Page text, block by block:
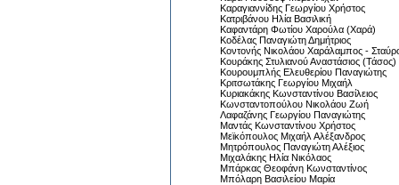
Καραγιαννίδης Γεωργίου Χρήστος
Κατριβάνου Ηλία Βασιλική
Καφαντάρη Φωτίου Χαρούλα (Χαρά)
Κοδέλας Παναγιώτη Δημήτριος
Κοντονής Νικολάου Χαράλαμπος -
Κουράκης Στυλιανού Αναστάσιος (Τάσος)
Κουρουμπλής Ελευθερίου Παναγιώτης
Κριτσωτάκης Γεωργίου Μιχαήλ
Κυριακάκης Κωνσταντίνου Βασίλειος
Κωνσταντοπούλου Νικολάου Ζωή
Λαφαζάνης Γεωργίου Παναγιώτης
Μαντάς Κωνσταντίνου Χρήστος
Μεϊκόπουλος Μιχαήλ Αλέξανδρος
Μητρόπουλος Παναγιώτη Αλέξιος
Μιχαλάκης Ηλία Νικόλαος
Μπάρκας Θεοφάνη Κωνσταντίνος
Μπόλαρη Βασιλείου Μαρία